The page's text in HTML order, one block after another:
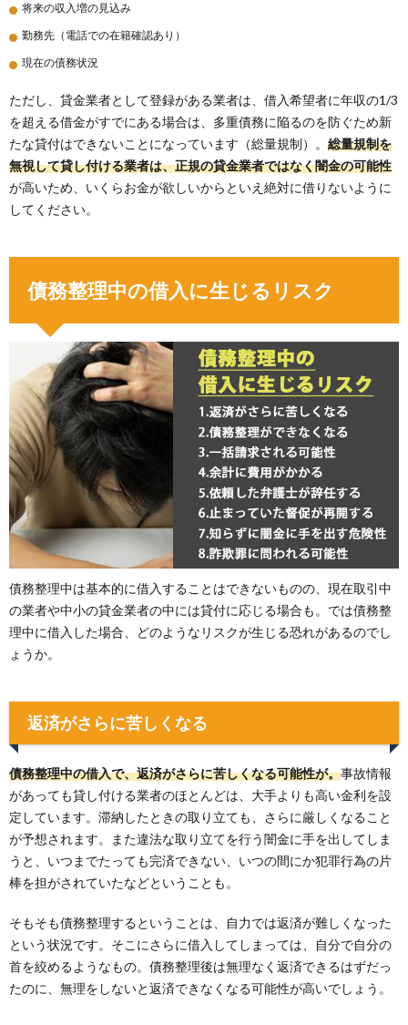
将来の収入増の見込み
勤務先（電話での在籍確認あり）
現在の債務状況
ただし、貸金業者として登録がある業者は、借入希望者に年収の1/3
を超える借金がすでにある場合は、多重債務に陥るのを防ぐため新
たな貸付はできないことになっています（総量規制）。 総量規制を
無視して貸し付ける業者は、正規の貸金業者ではなく闇金の可能性
が高いため、いくらお金が欲しいからといえ絶対に借りないように
してください。
債務整理中の借入に生じるリスク
債務整理中は基本的に借入することはできないものの、現在取引中
の業者や中小の貸金業者の中には貸付に応じる場合も。では債務整
理中に借入した場合、どのようなリスクが生じる恐れがあるのでし
ょうか。
返済がさらに苦しくなる
債務整理中の借入で、返済がさらに苦しくなる可能性が。事故情報
があっても貸し付ける業者のほとんどは、大手よりも高い金利を設
定しています。滞納したときの取り立ても、さらに厳しくなること
が予想されます。また違法な取り立てを行う闇金に手を出してしま
うと、いつまでたっても完済できない、いつの間にか犯罪行為の片
棒を担がされていたなどということも。
そもそも債務整理するということは、自力では返済が難しくなった
という状況です。そこにさらに借入してしまっては、自分で自分の
首を絞めるようなもの。債務整理後は無理なく返済できるはずだっ
たのに、無理をしないと返済できなくなる可能性が高いでしょう。